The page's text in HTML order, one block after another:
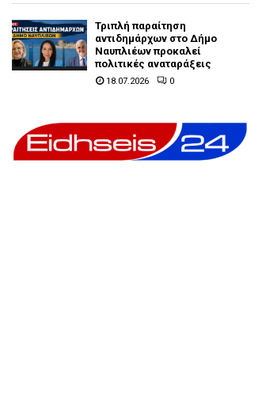
Τριπλή παραίτηση
αντιδημάρχων στο Δήμο
Ναυπλιέων προκαλεί
πολιτικές αναταράξεις
18.07.2026 0